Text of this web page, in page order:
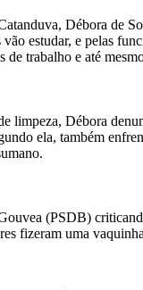
Débora de
estudar, e pelas
trabalho e até
limpeza, Débora
ela, também
(PSDB)
fizeram uma